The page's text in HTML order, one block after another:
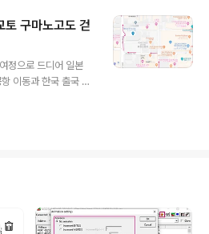
시 혼간지로 부터 교
혼간지(Higashi Ho
며 무료 입장 입니
Tokugawa I
토 구마노고도 걷
정으로 드디어 일본
이동과 한국 출국 몇
옵션없이 330,000
비행기 여행중 가장
) 공항에서 05:00~6:
다. 인천공항 1터미널
움직입니다. 새벽 시